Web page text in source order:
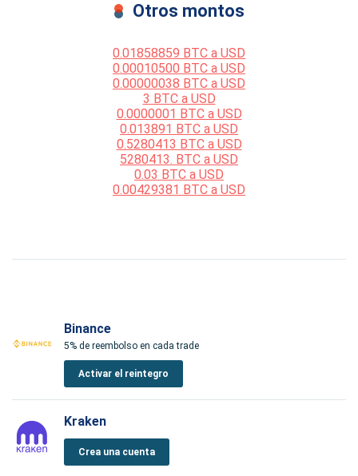
Otros montos
0.01858859 BTC a USD
0.00010500 BTC a USD
0.00000038 BTC a USD
3 BTC a USD
0.0000001 BTC a USD
0.013891 BTC a USD
0.5280413 BTC a USD
5280413. BTC a USD
0.03 BTC a USD
0.00429381 BTC a USD
Binance
5% de reembolso en cada trade
Activar el reintegro
Kraken
Crea una cuenta